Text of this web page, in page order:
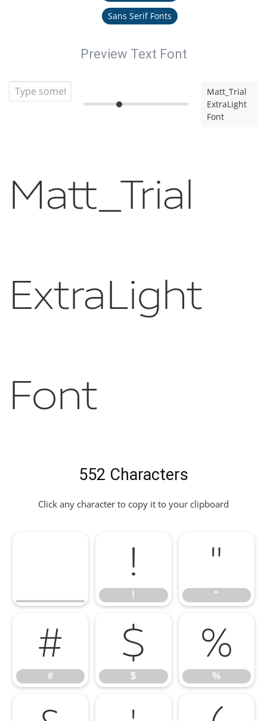
Sans Serif Fonts
Preview Text Font
Matt_Trial
ExtraLight
Font
Matt_Trial
ExtraLight
Font
552 Characters
Click any character to copy it to your clipboard
!
!
"
"
#
#
$
$
%
%